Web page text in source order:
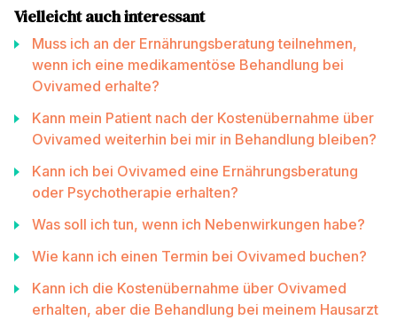
Vielleicht auch interessant
Muss ich an der Ernährungsberatung teilnehmen,
wenn ich eine medikamentöse Behandlung bei
Ovivamed erhalte?
Kann mein Patient nach der Kostenübernahme über
Ovivamed weiterhin bei mir in Behandlung bleiben?
Kann ich bei Ovivamed eine Ernährungsberatung
oder Psychotherapie erhalten?
Was soll ich tun, wenn ich Nebenwirkungen habe?
Wie kann ich einen Termin bei Ovivamed buchen?
Kann ich die Kostenübernahme über Ovivamed
erhalten, aber die Behandlung bei meinem Hausarzt